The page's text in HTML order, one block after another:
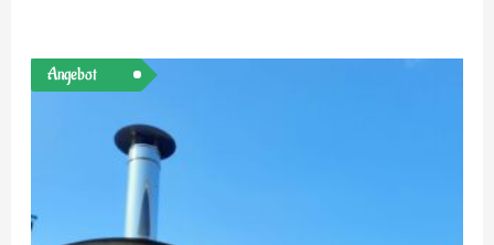
Angebot
Ursprünglicher
Preis
€3.499,00€2.999,00.